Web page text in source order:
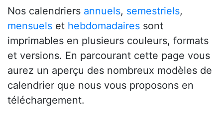
Nos calendriers annuels, semestriels,
mensuels et hebdomadaires sont
imprimables en plusieurs couleurs, formats
et versions. En parcourant cette page vous
aurez un aperçu des nombreux modèles de
calendrier que nous vous proposons en
téléchargement.